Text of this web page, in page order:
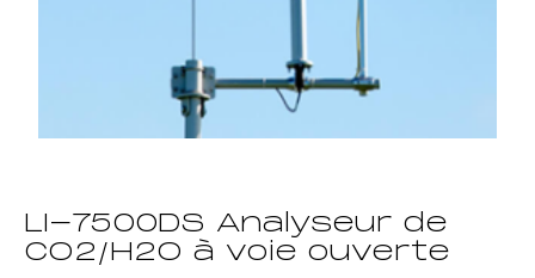
LI-7500DS Analyseur de
CO2/H2O à voie ouverte